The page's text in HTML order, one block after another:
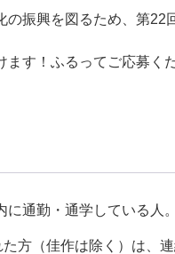
振興を図るため、第22
す！ふるってご応募く
通勤・通学している人。
方（佳作は除く）は、